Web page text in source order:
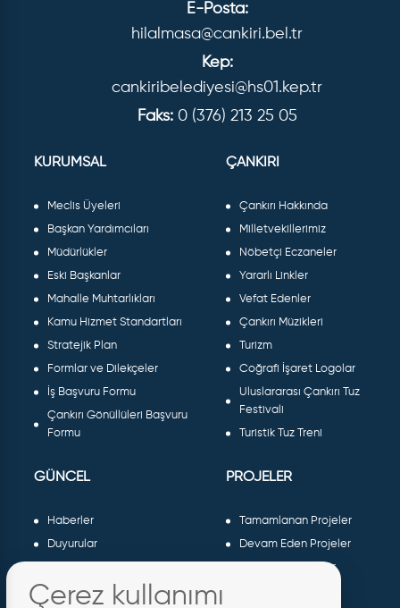
E-Posta:
hilalmasa@cankiri.bel.tr
Kep:
cankiribelediyesi@hs01.kep.tr
Faks: 0 (376) 213 25 05
KURUMSAL
Meclis Üyeleri
Başkan Yardımcıları
Müdürlükler
Eski Başkanlar
Mahalle Muhtarlıkları
Kamu Hizmet Standartları
Stratejik Plan
Formlar ve Dilekçeler
İş Başvuru Formu
Çankırı Gönüllüleri Başvuru
Formu
ÇANKIRI
Çankırı Hakkında
Milletvekillerimiz
Nöbetçi Eczaneler
Yararlı Linkler
Vefat Edenler
Çankırı Müzikleri
Turizm
Coğrafi İşaret Logolar
Uluslararası Çankırı Tuz
Festivali
Turistik Tuz Treni
GÜNCEL
Haberler
Duyurular
Galeri
PROJELER
Tamamlanan Projeler
Devam Eden Projeler
Planlanan Projeler
Çerez kullanımı